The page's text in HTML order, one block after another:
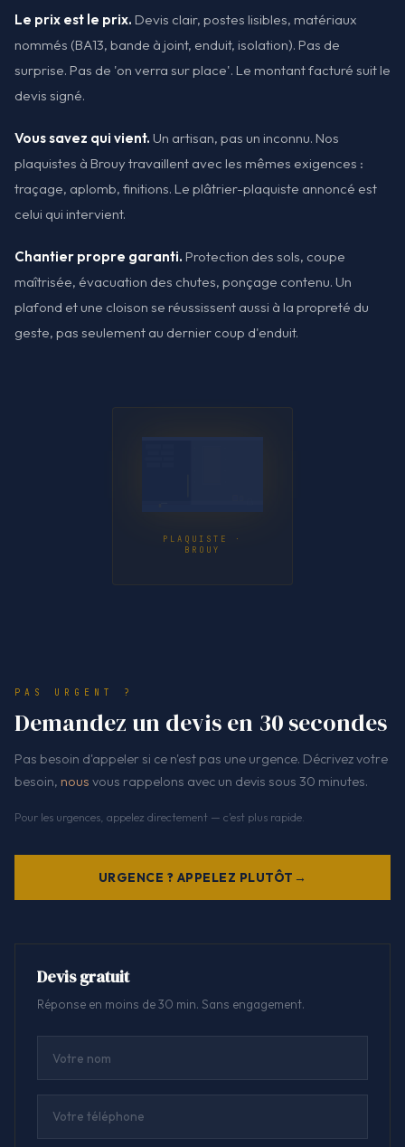
Le prix est le prix. Devis clair, postes lisibles, matériaux
nommés (BA13, bande à joint, enduit, isolation). Pas de
surprise. Pas de 'on verra sur place'. Le montant facturé suit le
devis signé.
Vous savez qui vient. Un artisan, pas un inconnu. Nos
plaquistes à Brouy travaillent avec les mêmes exigences :
traçage, aplomb, finitions. Le plâtrier-plaquiste annoncé est
celui qui intervient.
Chantier propre garanti. Protection des sols, coupe
maîtrisée, évacuation des chutes, ponçage contenu. Un
plafond et une cloison se réussissent aussi à la propreté du
geste, pas seulement au dernier coup d'enduit.
PLAQUISTE ·
BROUY
PAS URGENT ?
Demandez un devis en 30 secondes
Pas besoin d'appeler si ce n'est pas une urgence. Décrivez votre
besoin, nous vous rappelons avec un devis sous 30 minutes.
Pour les urgences, appelez directement — c'est plus rapide.
URGENCE ? APPELEZ PLUTÔT
Devis gratuit
Réponse en moins de 30 min. Sans engagement.